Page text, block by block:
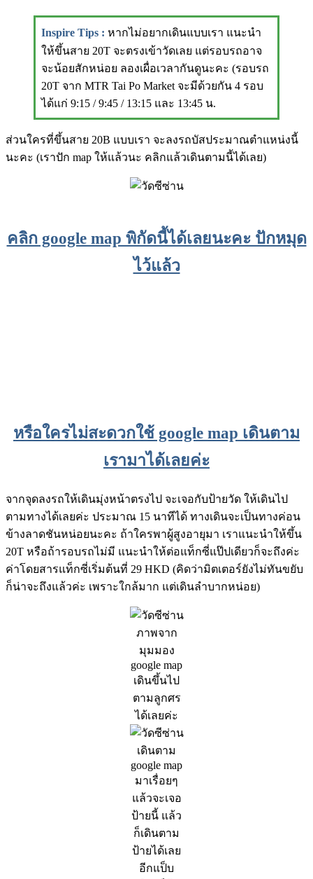
Inspire Tips : หากไม่อยากเดินแบบเรา แนะนำ
ให้ขึ้นสาย 20T จะตรงเข้าวัดเลย แต่รอบรถอาจ
จะน้อยสักหน่อย ลองเผื่อเวลากันดูนะคะ (รอบรถ
20T จาก MTR Tai Po Market จะมีด้วยกัน 4 รอบ
ได้แก่ 9:15 / 9:45 / 13:15 และ 13:45 น.
ส่วนใครที่ขึ้นสาย 20B แบบเรา จะลงรถบัสประมาณตำแหน่งนี้
นะคะ (เราปัก map ให้แล้วนะ คลิกแล้วเดินตามนี้ได้เลย)
คลิก google map พิกัดนี้ได้เลยนะคะ ปักหมุด
ไว้แล้ว
หรือใครไม่สะดวกใช้ google map เดินตาม
เรามาได้เลยค่ะ
จากจุดลงรถให้เดินมุ่งหน้าตรงไป จะเจอกับป้ายวัด ให้เดินไป
ตามทางได้เลยค่ะ ประมาณ 15 นาทีได้ ทางเดินจะเป็นทางค่อน
ข้างลาดชันหน่อยนะคะ ถ้าใครพาผู้สูงอายุมา เราแนะนำให้ขึ้น
20T หรือถ้ารอบรถไม่มี แนะนำให้ต่อแท็กซี่แป๊ปเดียวก็จะถึงค่ะ
ค่าโดยสารแท็กซี่เริ่มต้นที่ 29 HKD (คิดว่ามิตเตอร์ยังไม่ทันขยับ
ก็น่าจะถึงแล้วค่ะ เพราะใกล้มาก แต่เดินลำบากหน่อย)
ภาพจาก
มุมมอง
google map
เดินขึ้นไป
ตามลูกศร
ได้เลยค่ะ
เดินตาม
google map
มาเรื่อยๆ
แล้วจะเจอ
ป้ายนี้ แล้ว
ก็เดินตาม
ป้ายได้เลย
อีกแป็บ